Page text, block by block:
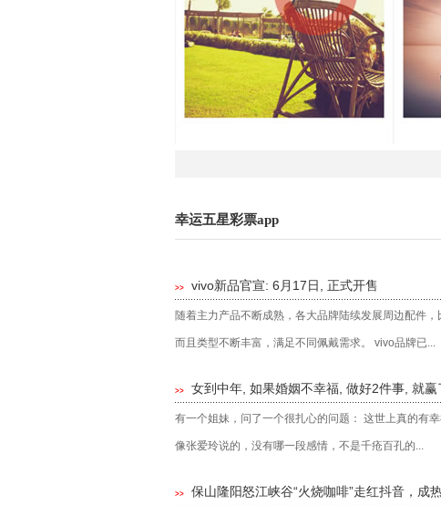
幸运五星彩票app
>> vivo新品官宣: 6月17日, 正式开售
随着主力产品不断成熟，各大品牌陆续发展周边配件
而且类型不断丰富，满足不同佩戴需求。 vivo品牌已...
>> 女到中年, 如果婚姻不幸福, 做好2件事, 就赢
有一个姐妹，问了一个很扎心的问题： 这世上真的有
像张爱玲说的，没有哪一段感情，不是千疮百孔的...
>> 保山隆阳怒江峡谷“火烧咖啡”走红抖音，成